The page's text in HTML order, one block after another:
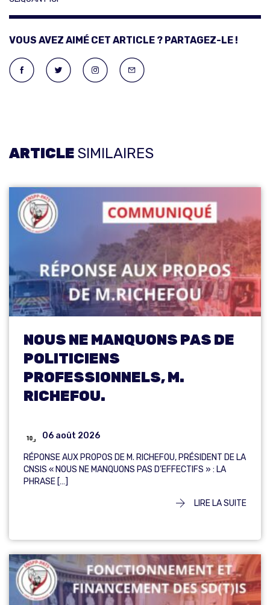
VOUS AVEZ AIMÉ CET ARTICLE ? PARTAGEZ-LE !
ARTICLE SIMILAIRES
NOUS NE MANQUONS PAS DE
POLITICIENS
PROFESSIONNELS, M.
RICHEFOU.
06 août 2026
RÉPONSE AUX PROPOS DE M. RICHEFOU, PRÉSIDENT DE LA
CNSIS « NOUS NE MANQUONS PAS D’EFFECTIFS » : LA
PHRASE […]
LIRE LA SUITE